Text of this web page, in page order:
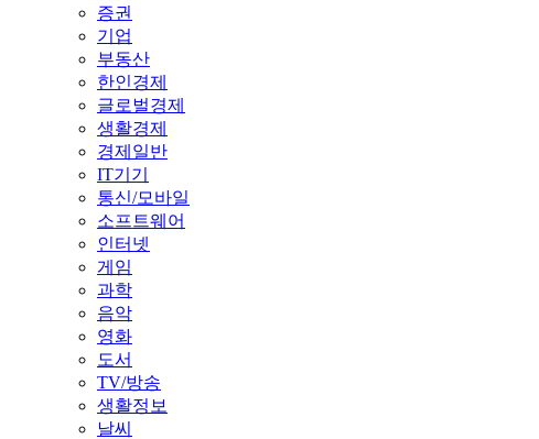
증권
기업
부동산
한인경제
글로벌경제
생활경제
경제일반
IT기기
통신/모바일
소프트웨어
인터넷
게임
과학
음악
영화
도서
TV/방송
생활정보
날씨